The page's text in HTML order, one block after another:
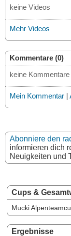
Cups &
Mucki
Ergebnisse
keine Videos
Mehr Videos
Kommentare (0)
keine Kommentare
Mein Kommentar |
Abonniere den
informieren dich
Neuigkeiten und